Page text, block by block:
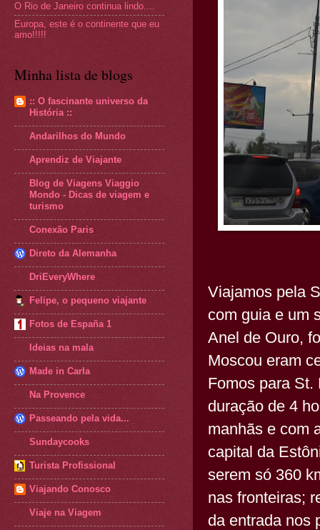
Viajamos pela
com guia e um
Anel de Ouro,
Moscou eram
Fomos para St.
duração de 4
manhãs e com
capital da
serem só 360
nas fronteiras;
da entrada nos
O Rio de Janeiro continua lindo....
Europa, este é o continente que eu
amo!!!!!
Minha lista de blogs
:: O fascinante universo da
História ::
Andarilhos do Mundo
Aprendiz de Viajante
Blog de Viagens Viaggio
Mondo - Dicas de viagem e
turismo
Conexão Paris
Direto da Alemanha
DriEveryWhere
Felipe, o pequeno viajante
Fotos de España 1
Ideias na mala
Made in Carla
Na Provence
Passeando pela vida...
Sundaycooks
Turista Profissional
Viajando Conosco
Viaje na Viagem